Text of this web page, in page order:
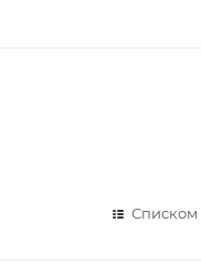
Списком